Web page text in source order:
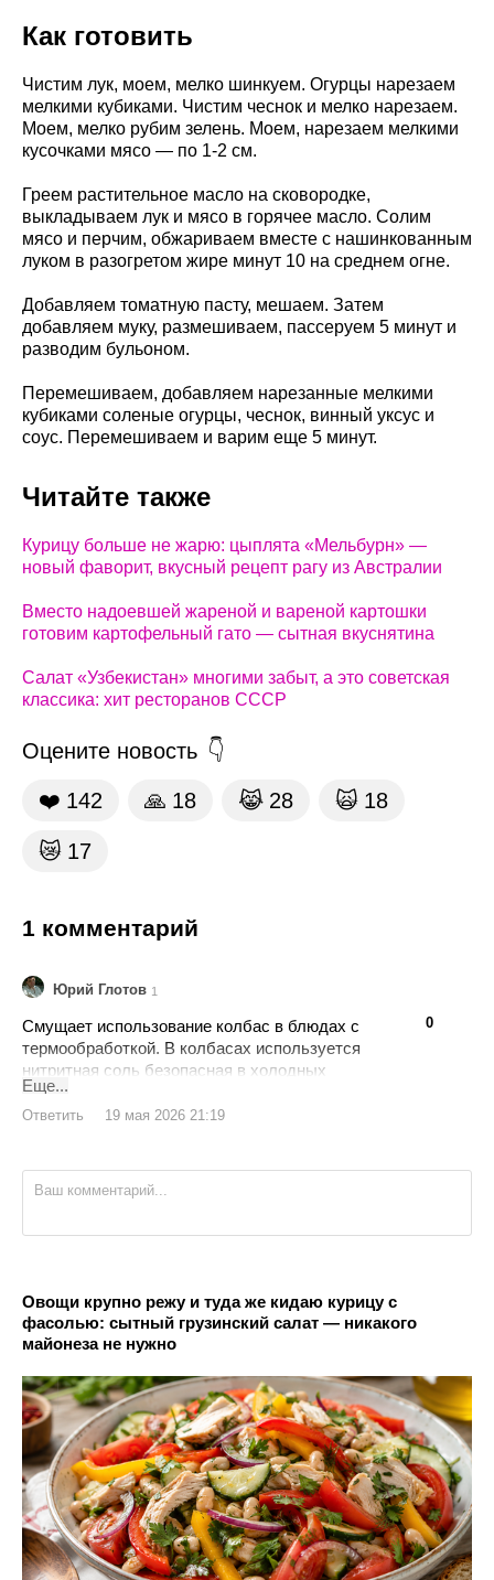
Как готовить
Чистим лук, моем, мелко шинкуем. Огурцы нарезаем
мелкими кубиками. Чистим чеснок и мелко нарезаем.
Моем, мелко рубим зелень. Моем, нарезаем мелкими
кусочками мясо — по 1-2 см.
Греем растительное масло на сковородке,
выкладываем лук и мясо в горячее масло. Солим
мясо и перчим, обжариваем вместе с нашинкованным
луком в разогретом жире минут 10 на среднем огне.
Добавляем томатную пасту, мешаем. Затем
добавляем муку, размешиваем, пассеруем 5 минут и
разводим бульоном.
Перемешиваем, добавляем нарезанные мелкими
кубиками соленые огурцы, чеснок, винный уксус и
соус. Перемешиваем и варим еще 5 минут.
Читайте также
Курицу больше не жарю: цыплята «Мельбурн» —
новый фаворит, вкусный рецепт рагу из Австралии
Вместо надоевшей жареной и вареной картошки
готовим картофельный гато — сытная вкуснятина
Салат «Узбекистан» многими забыт, а это советская
классика: хит ресторанов СССР
Оцените новость
❤️ 142 🙏 18 😹 28 🙀 18
😿 17
1 комментарий
Юрий Глотов 1
0
Смущает использование колбас в блюдах с
термообработкой. В колбасах используется
нитритная соль безопасная в холодных
продуктах, но при нагреве она становиться
опасной. Не помню температуру при которой
(Е250) . Вот что пишут в инете "Строго
избегайте нагрева выше 120–150 °C. При
Еще...
Ответить 19 мая 2026 21:19
Овощи крупно режу и туда же кидаю курицу с
фасолью: сытный грузинский салат — никакого
майонеза не нужно